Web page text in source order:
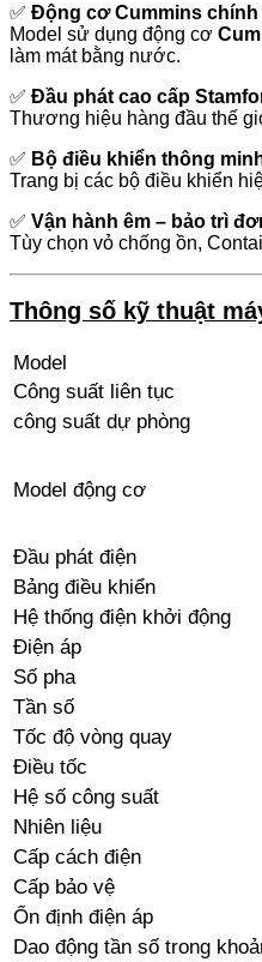
✅ Động cơ Cummins chính
Model sử dụng động cơ
làm mát bằng nước.
✅ Đầu phát cao cấp
Thương hiệu hàng đầu thế
✅ Bộ điều khiển thông
Trang bị các bộ điều khiển
✅ Vận hành êm – bảo trì
Tùy chọn vỏ chống ồn,
Thông số kỹ thuật
Model
Công suất liên tục
công suất dự phòng
Model động cơ
Đầu phát điện
Bảng điều khiển
Hệ thống điện khởi động
Điện áp
Số pha
Tần số
Tốc độ vòng quay
Điều tốc
Hệ số công suất
Nhiên liệu
Cấp cách điện
Cấp bảo vệ
Ổn định điện áp
Dao động tần số trong